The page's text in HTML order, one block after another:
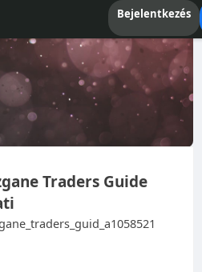
Bejelentkezés
Traders Guide